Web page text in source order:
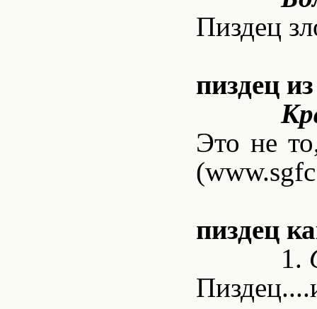
Пиздец
пиздец
Это не
пиздец
1.